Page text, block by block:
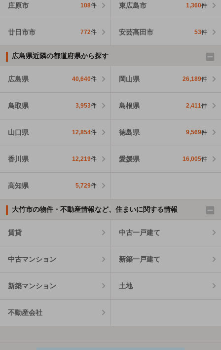
庄原市 108件 東広島市 1,360件
廿日市市 772件 安芸高田市 53件
広島県近隣の都道府県から探す
広島県 40,640件 岡山県 26,189件
鳥取県 3,953件 島根県 2,411件
山口県 12,854件 徳島県 9,569件
香川県 12,219件 愛媛県 16,005件
高知県 5,729件
大竹市の物件・不動産情報など、住まいに関する情報
賃貸 中古一戸建て
中古マンション 新築一戸建て
新築マンション 土地
不動産会社